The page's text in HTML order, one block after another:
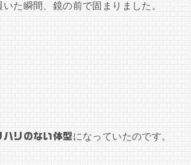
た瞬間、鏡の前で固まりました。
ハリのない体型になっていたのです。